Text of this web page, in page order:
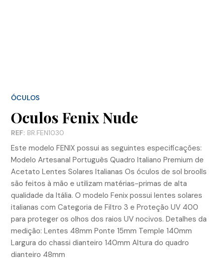
ÓCULOS
Oculos Fenix Nude
REF: BR.FEN1030
Este modelo FENIX possui as seguintes especificações:
Modelo Artesanal Português Quadro Italiano Premium de
Acetato Lentes Solares Italianas Os óculos de sol broolls
são feitos à mão e utilizam matérias-primas de alta
qualidade da Itália. O modelo Fenix possui lentes solares
italianas com Categoria de Filtro 3 e Proteção UV 400
para proteger os olhos dos raios UV nocivos. Detalhes da
medição: Lentes 48mm Ponte 15mm Temple 140mm
Largura do chassi dianteiro 140mm Altura do quadro
dianteiro 48mm